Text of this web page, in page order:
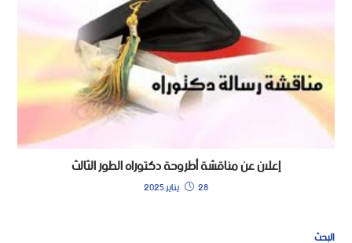
إعلان عن مناقشة أطروحة دكتوراه الطور الثالث
28 يناير 2025
البحث